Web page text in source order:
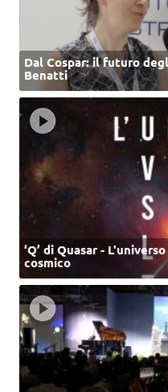
Dal Cospar: il futuro
Benatti
‘Q’ di Quasar -
cosmico